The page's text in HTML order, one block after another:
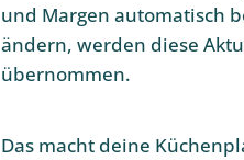
und Margen automatisch
ändern, werden diese
übernommen.
Das macht deine